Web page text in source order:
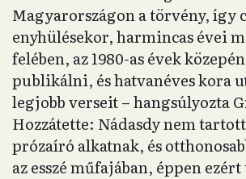
Magyarországon a törvény, így
enyhülésekor, harmincas évei
felében, az 1980-as évek
publikálni, és hatvanéves kora
legjobb verseit – hangsúlyozta
Hozzátette: Nádasdy nem
prózaíró alkatnak, és
az esszé műfajában, éppen